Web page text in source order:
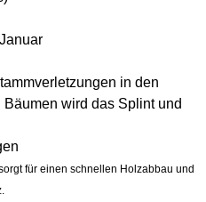
in den
wird das Splint und
für einen schnellen Holzabbau und